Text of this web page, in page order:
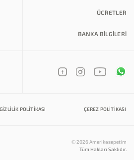
ÜCRETLER
BANKA BILGILERI
GIZLILIK POLITIKASI ÇEREZ POLITIKASI
© 2026 Amerikasepetim
Tüm Hakları Saklıdır.